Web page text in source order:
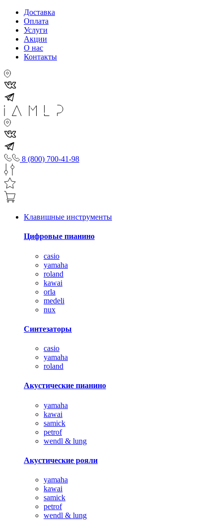
Доставка
Оплата
Услуги
Акции
О нас
Контакты
8 (800) 700-41-98
Клавишные инструменты
Цифровые пианино
casio
yamaha
roland
kawai
orla
medeli
nux
Синтезаторы
casio
yamaha
roland
Акустические пианино
yamaha
kawai
samick
petrof
wendl & lung
Акустические рояли
yamaha
kawai
samick
petrof
wendl & lung